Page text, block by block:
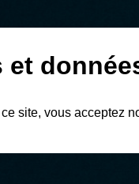
et
site, vous acceptez